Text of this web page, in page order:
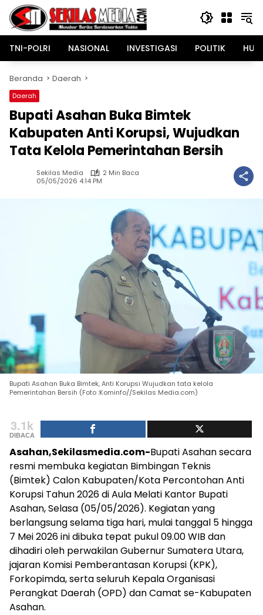
Langsung
konten
TNI-POLRI
NASIONAL INVESTIGASI POLITIK
Beranda Daerah
Daerah
Bupati Asahan Buka Bimtek
Kabupaten Anti Korupsi, Wujudkan
Tata Kelola Pemerintahan Bersih
Sekilas Media
2 Min Baca
05/05/2026 4:14 PM
Bupati Asahan Buka Bimtek, Anti Korupsi Wujudkan tata kelola
Pemerintahan Bersih (Foto :Kominfo//Sekilas Media.com)
3.1k
DIBACA
Asahan,Sekilasmedia.com-Bupati Asahan secara
resmi membuka kegiatan Bimbingan Teknis
(Bimtek) Calon Kabupaten/Kota Percontohan Anti
Korupsi Tahun 2026 di Aula Melati Kantor Bupati
Asahan, Selasa (05/05/2026). Kegiatan yang
berlangsung selama tiga hari, mulai tanggal 5 hingga
7 Mei 2026 ini dibuka tepat pukul 09.00 WIB dan
dihadiri oleh perwakilan Gubernur Sumatera Utara,
jajaran Komisi Pemberantasan Korupsi (KPK),
Forkopimda, serta seluruh Kepala Organisasi
Perangkat Daerah (OPD) dan Camat se-Kabupaten
Asahan.